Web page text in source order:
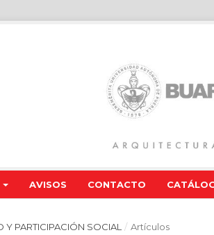
AVISOS CONTACTO
PARTICIPACIÓN SOCIAL / Artículos